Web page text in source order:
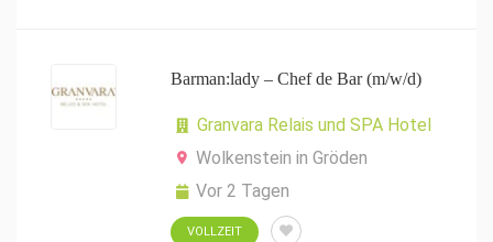
Barman:lady – Chef de Bar (m/w/d)
Granvara Relais und SPA Hotel
Wolkenstein in Gröden
Vor 2 Tagen
VOLLZEIT